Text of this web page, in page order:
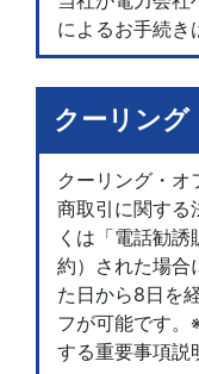
によるお手続き
クーリング
クーリング・オ
商取引に関する
くは「電話勧
約）された場合
た日から8日を
フが可能です。
する重要事項説